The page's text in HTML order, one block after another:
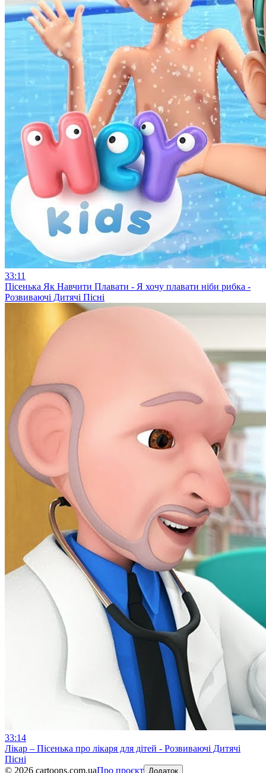
33:11
Пісенька Як Навчити Плавати - Я хочу плавати ніби рибка -
Розвиваючі Дитячі Пісні
33:14
Лікар – Пісенька про лікаря для дітей - Розвиваючі Дитячі
Пісні
© 2026 cartoons.com.uaПро проєкт Додаток